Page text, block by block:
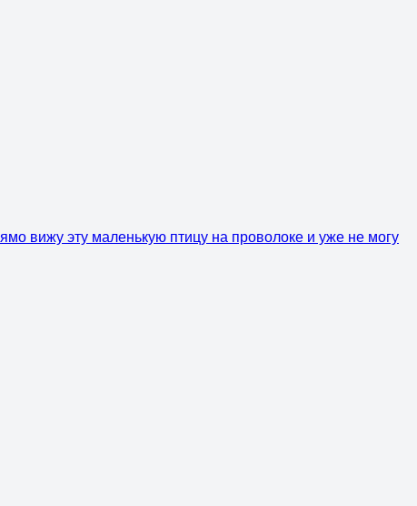
вижу эту маленькую птицу на проволоке и уже не могу